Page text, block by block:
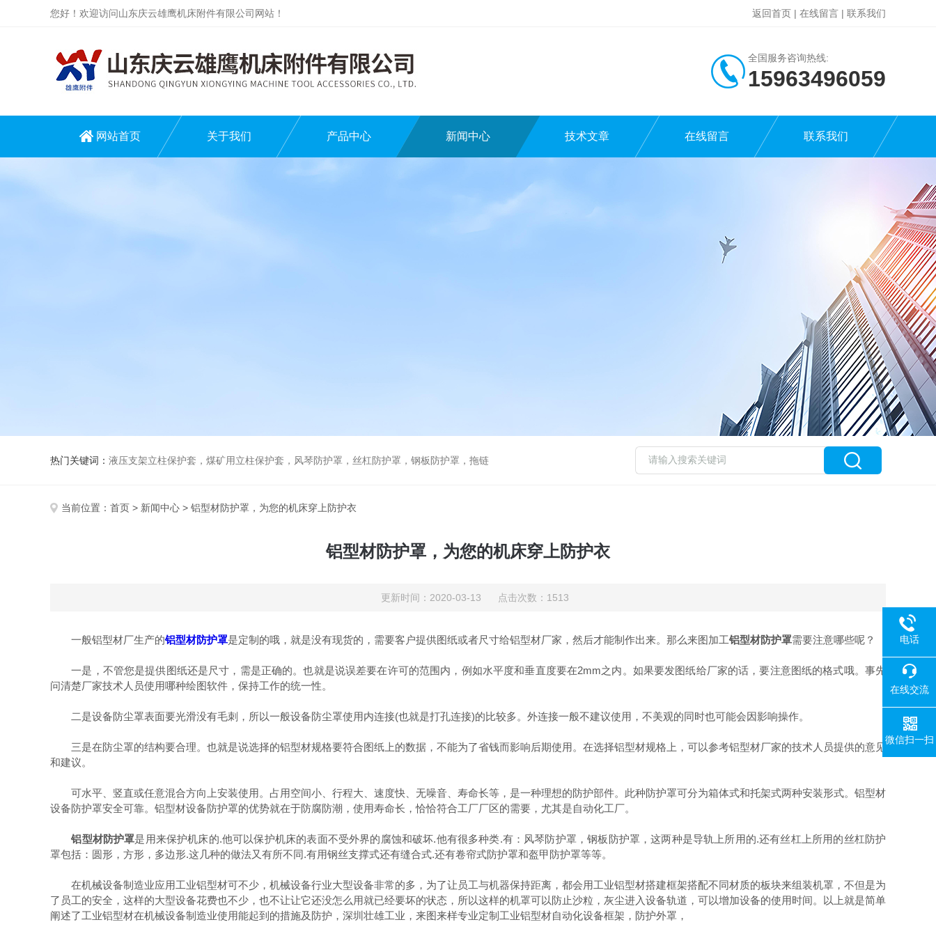
您好！欢迎访问山东庆云雄鹰机床附件有限公司网站！ 返回首页 | 在线留言 | 联系我们
全国服务咨询热线:
15963496059
网站首页 关于我们 产品中心 新闻中心 技术文章 在线留言 联系我们
热门关键词： 液压支架立柱保护套，煤矿用立柱保护套，风琴防护罩，丝杠防护罩，钢板防护罩，拖链
当前位置： 首页 > 新闻中心 > 铝型材防护罩，为您的机床穿上防护衣
铝型材防护罩，为您的机床穿上防护衣
更新时间：2020-03-13 点击次数：1513
一般铝型材厂生产的铝型材防护罩是定制的哦，就是没有现货的，需要客户提供图纸或者尺寸给铝型材厂家，然后才能制作出来。那么来图加工铝型材防护罩需要注意哪些呢？
一是，不管您是提供图纸还是尺寸，需是正确的。也就是说误差要在许可的范围内，例如水平度和垂直度要在2mm之内。如果要发图纸给厂家的话，要注意图纸的格式哦。事先
问清楚厂家技术人员使用哪种绘图软件，保持工作的统一性。
二是设备防尘罩表面要光滑没有毛刺，所以一般设备防尘罩使用内连接(也就是打孔连接)的比较多。外连接一般不建议使用，不美观的同时也可能会因影响操作。
三是在防尘罩的结构要合理。也就是说选择的铝型材规格要符合图纸上的数据，不能为了省钱而影响后期使用。在选择铝型材规格上，可以参考铝型材厂家的技术人员提供的意见
和建议。
可水平、竖直或任意混合方向上安装使用。占用空间小、行程大、速度快、无噪音、寿命长等，是一种理想的防护部件。此种防护罩可分为箱体式和托架式两种安装形式。铝型材
设备防护罩安全可靠。铝型材设备防护罩的优势就在于防腐防潮，使用寿命长，恰恰符合工厂厂区的需要，尤其是自动化工厂。
铝型材防护罩是用来保护机床的.他可以保护机床的表面不受外界的腐蚀和破坏.他有很多种类.有：风琴防护罩，钢板防护罩，这两种是导轨上所用的.还有丝杠上所用的丝杠防护
罩包括：圆形，方形，多边形.这几种的做法又有所不同.有用钢丝支撑式还有缝合式.还有卷帘式防护罩和盔甲防护罩等等。
在机械设备制造业应用工业铝型材可不少，机械设备行业大型设备非常的多，为了让员工与机器保持距离，都会用工业铝型材搭建框架搭配不同材质的板块来组装机罩，不但是为
了员工的安全，这样的大型设备花费也不少，也不让让它还没怎么用就已经要坏的状态，所以这样的机罩可以防止沙粒，灰尘进入设备轨道，可以增加设备的使用时间。以上就是简单
阐述了工业铝型材在机械设备制造业使用能起到的措施及防护，深圳壮雄工业，来图来样专业定制工业铝型材自动化设备框架，防护外罩，
电话
在线交流
微信扫一扫